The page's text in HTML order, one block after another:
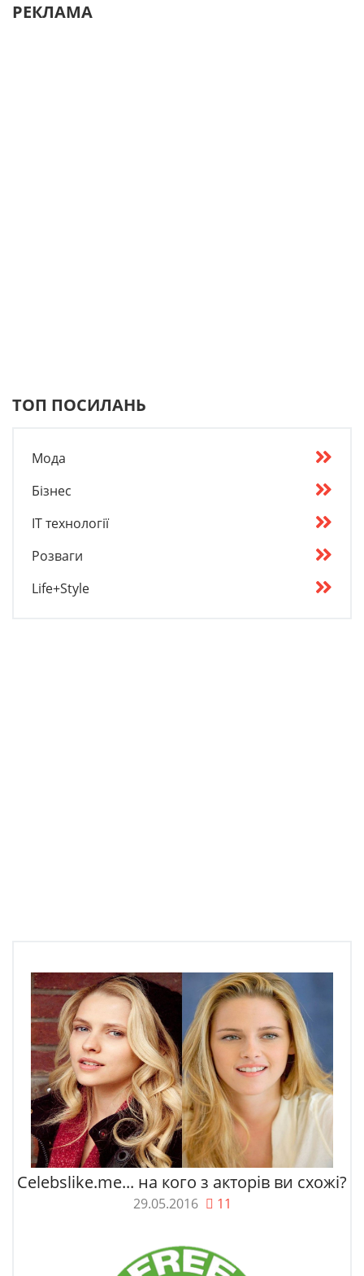
РЕКЛАМА
ТОП ПОСИЛАНЬ
Мода
Бізнес
IT технології
Розваги
Life+Style
Celebslike.me... на кого з акторів ви схожі?
29.05.2016 11